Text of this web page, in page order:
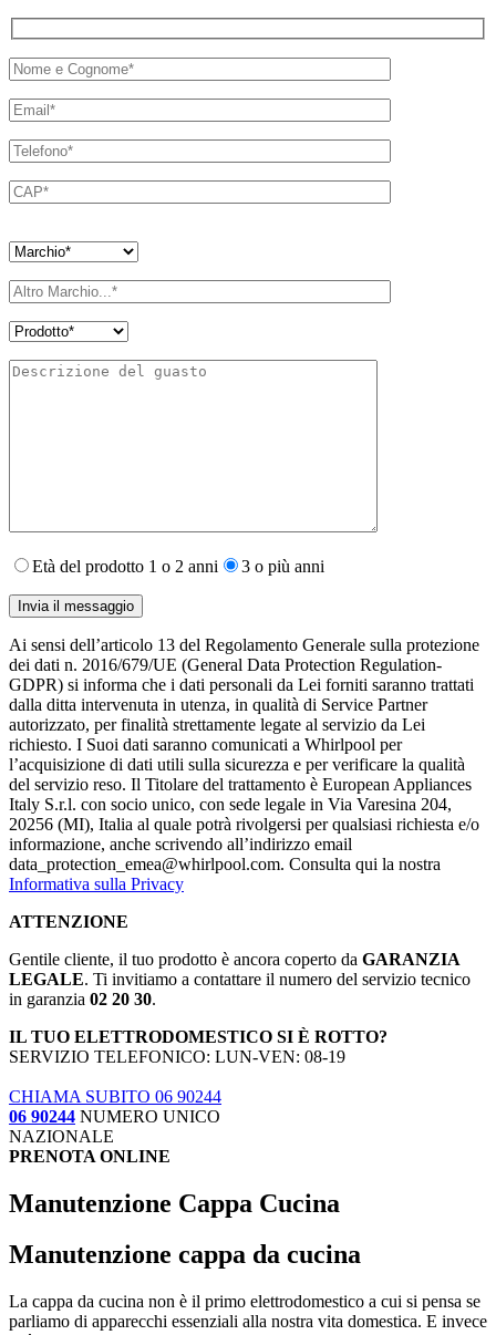
Età del prodotto 1 o 2 anni 3 o più anni
Ai sensi dell’articolo 13 del Regolamento Generale sulla protezione
dei dati n. 2016/679/UE (General Data Protection Regulation-
GDPR) si informa che i dati personali da Lei forniti saranno​ trattati
dalla ditta intervenuta in utenza,​ in qualità di Service Partner
autorizzato, per finalità strettamente legate al servizio da Lei
richiesto. I S​uoi dati saranno comunicati a Whirlpool per
l’acquisizione di dati utili sulla sicurezza e per verificare la qualità
del servizio reso. Il Titolare del trattamento è European Appliances
Italy S.r.l. con socio unico, con sede legale in Via Varesina 204,
20256 (MI), Italia al quale potrà rivolgersi per qualsiasi richiesta e/o
informazione, anche scrivendo all’indirizzo email
data_protection_emea@whirlpool.com. Consulta qui la nostra
Informativa sulla Privacy
ATTENZIONE
Gentile cliente, il tuo prodotto è ancora coperto da GARANZIA
LEGALE. Ti invitiamo a contattare il numero del servizio tecnico
in garanzia 02 20 30.
IL TUO ELETTRODOMESTICO SI È ROTTO?
SERVIZIO TELEFONICO: LUN-VEN: 08-19
CHIAMA SUBITO 06 90244
06 90244 NUMERO UNICO
NAZIONALE
PRENOTA ONLINE
Manutenzione Cappa Cucina
Manutenzione cappa da cucina
La cappa da cucina non è il primo elettrodomestico a cui si pensa se
parliamo di apparecchi essenziali alla nostra vita domestica. E invece